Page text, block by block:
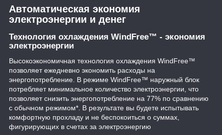
Автоматическая экономия
электроэнергии и денег
Технология охлаждения WindFree™ - экономия
электроэнергии
Высокоэкономичная технология охлаждения WindFree™
позволяет ежедневно экономить расходы на
энергопотребление. В режиме WindFree™ наружный блок
потребляет минимальное количество электроэнергии, что
позволяет снизить энергопотребление на 77% по сравнению
с обычном режимом*. В результате вы будете испытывать
комфортную прохладу и не беспокоиться о суммах,
фигурирующих в счетах за электроэнергию